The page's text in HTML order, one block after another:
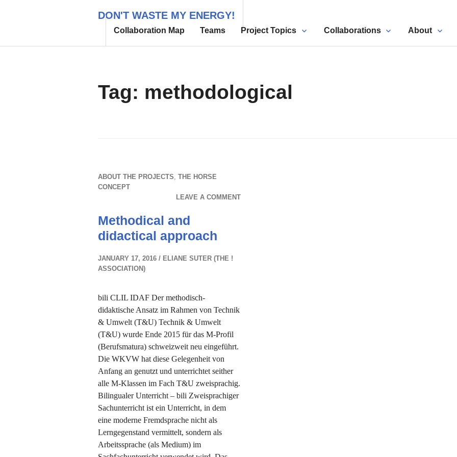
DON'T WASTE MY ENERGY!
Collaboration Map Teams Project Topics Collaborations About
Tag: methodological
ABOUT THE PROJECTS, THE HORSE
CONCEPT
LEAVE A COMMENT
Methodical and
didactical approach
JANUARY 17, 2016
ELIANE SUTER (THE !
ASSOCIATION)
bili CLIL IDAF Der methodisch-
didaktische Ansatz im Rahmen von Technik
& Umwelt (T&U) Technik & Umwelt
(T&U) wurde Ende 2015 für das M-Profil
(Berufsmatura) schweizweit neu eingeführt.
Die WKVW hat diese Gelegenheit von
Anfang an genutzt und unterrichtet seither
alle M-Klassen im Fach T&U zweisprachig.
Bilingualer Unterricht – bili Zweisprachiger
Sachunterricht ist ein Unterricht, in dem
eine moderne Fremdsprache nicht als
Lerngegenstand vermittelt, sondern als
Arbeitssprache (als Medium) im